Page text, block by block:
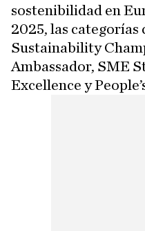
sostenibilidad en
2025, las categorías
Sustainability
Ambassador, SME
Excellence y